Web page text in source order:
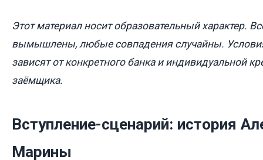
Этот материал носит образовательный характер.
вымышлены, любые совпадения случайны.
зависят от конкретного банка и индивидуальной
заёмщика.
Вступление-сценарий: история
Марины